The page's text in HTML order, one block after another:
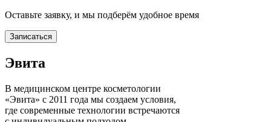
Оставьте заявку, и мы подберём удобное время
Записаться
Эвита
В медицинском центре косметологии
«Эвита» с 2011 года мы создаем условия,
где современные технологии встречаются